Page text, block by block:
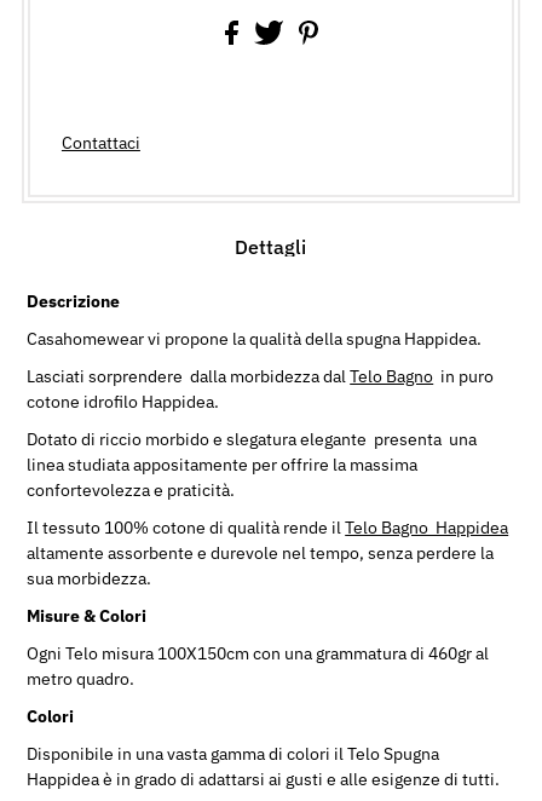
Contattaci
Dettagli
Descrizione
Casahomewear vi propone la qualità della spugna Happidea.
Lasciati sorprendere dalla morbidezza dalTelo Bagno in puro
cotone idrofilo Happidea.
Dotato di riccio morbido e slegatura elegante presenta una
linea studiata appositamente per offrire la massima
confortevolezza e praticità.
Il tessuto 100% cotone di qualità rende ilTelo Bagno Happidea
altamente assorbente e durevole nel tempo, senza perdere la
sua morbidezza.
Misure & Colori
Ogni Telo misura 100X150cm con una grammatura di 460gr al
metro quadro.
Colori
Disponibile in una vasta gamma di colori il Telo Spugna
Happidea è in grado di adattarsi ai gusti e alle esigenze di tutti.